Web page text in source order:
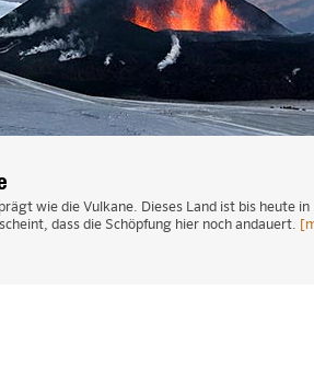
wie die Vulkane. Dieses Land ist bis heute in
dass die Schöpfung hier noch andauert.